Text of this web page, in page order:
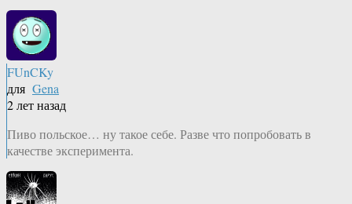
FUnCKy
для Gena
2 лет назад
Пиво польское… ну такое себе. Разве что попробовать в
качестве эксперимента.